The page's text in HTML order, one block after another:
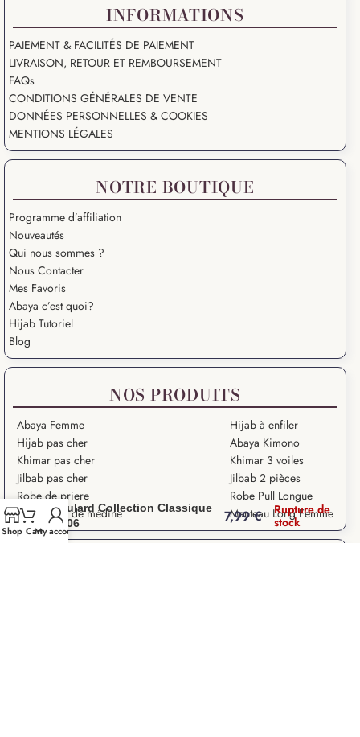
INFORMATIONS
PAIEMENT & FACILITÉS DE PAIEMENT
LIVRAISON, RETOUR ET REMBOURSEMENT
FAQs
CONDITIONS GÉNÉRALES DE VENTE
DONNÉES PERSONNELLES & COOKIES
MENTIONS LÉGALES
NOTRE BOUTIQUE
Programme d’affiliation
Nouveautés
Qui nous sommes ?
Nous Contacter
Mes Favoris
Abaya c’est quoi?
Hijab Tutoriel
Blog
NOS PRODUITS
Abaya Femme
Hijab pas cher
Khimar pas cher
Jilbab pas cher
Robe de priere
Hijab Soie de médine
Hijab à enfiler
Abaya Kimono
Khimar 3 voiles
Jilbab 2 pièces
Robe Pull Longue
Manteau Long Femme
Shop CartMy account
Foulard Collection Classique
FT06
7,99€
Rupture de
stock